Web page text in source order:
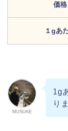
価格
１gあ
MUSUKE
1g
り